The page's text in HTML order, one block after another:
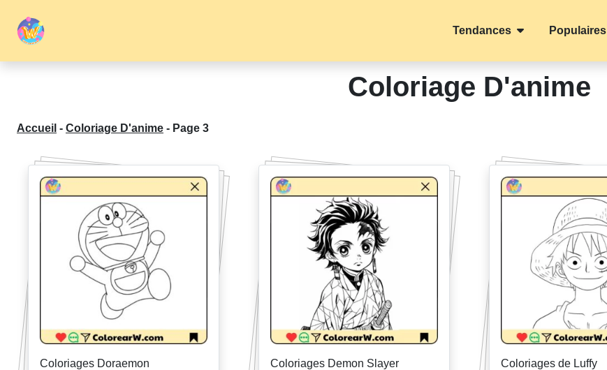
Tendances Populaires
Coloriage D'anime
Accueil - Coloriage D'anime - Page 3
Coloriages Doraemon Coloriages Demon Slayer Coloriages de Luffy